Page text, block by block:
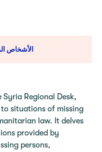
الأشخاص
Regional Desk,
situations of missing
law. It delves
provided by
persons,